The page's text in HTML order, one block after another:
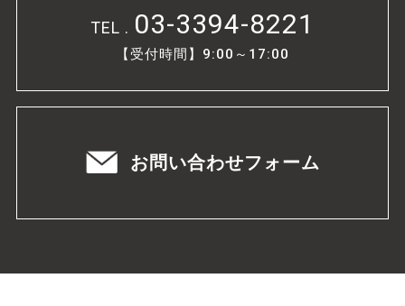
TEL . 03-3394-8221
【受付時間】9:00～17:00
お問い合わせフォーム